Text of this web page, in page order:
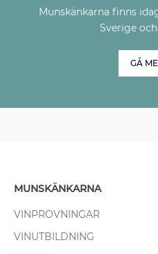
Munskänkarna finns
Sverige
GÅ
MUNSKÄNKARNA
VINPROVNINGAR
VINUTBILDNING